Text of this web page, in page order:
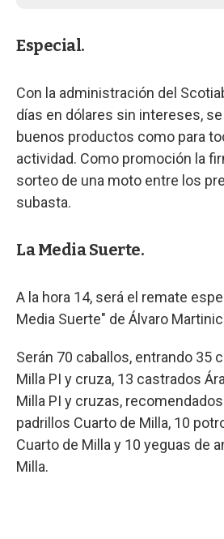
Especial.
Con la administración del
días en dólares sin intereses,
buenos productos como para
actividad. Como promoción la
sorteo de una moto entre los
subasta.
La Media Suerte.
A la hora 14, será el remate
Media Suerte" de Álvaro
Serán 70 caballos, entrando 35
Milla PI y cruza, 13 castrados
Milla PI y cruzas,
padrillos Cuarto de Milla, 10
Cuarto de Milla y 10 yeguas de
Milla.